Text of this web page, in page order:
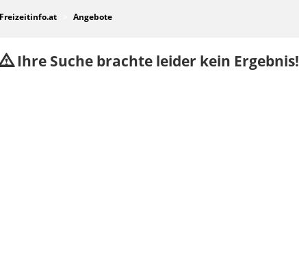
Freizeitinfo.at Angebote
Ihre Suche brachte leider kein Ergebnis!